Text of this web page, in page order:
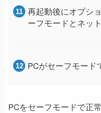
再起動後にオプシ
ーフモードとネッ
PCがセーフモード
PCをセーフモードで正